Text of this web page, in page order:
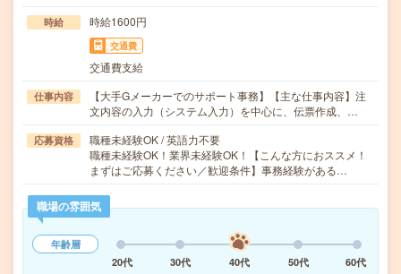
時給 時給1600円
交通費
交通費支給
仕事内容
【大手Gメーカーでのサポート事務】【主な仕事内容】注
文内容の入力（システム入力）を中心に、伝票作成、…
応募資格
職種未経験OK / 英語力不要
職種未経験OK！業界未経験OK！【こんな方におススメ！
まずはご応募ください／歓迎条件】事務経験がある…
職場の雰囲気
年齢層
20代
30代 40代 50代 60代